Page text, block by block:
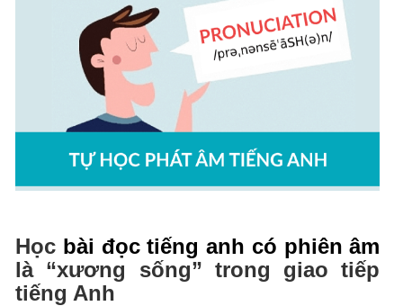
Học bài đọc tiếng anh có phiên âm
là “xương sống” trong giao tiếp
tiếng Anh